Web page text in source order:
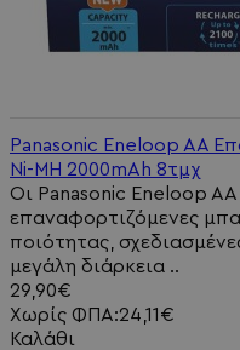
Panasonic Eneloop AA
Ni-MH 2000mAh 8τμχ
Οι Panasonic Eneloop AA
επαναφορτιζόμενες
ποιότητας,
μεγάλη διάρκεια ..
29,90€
Χωρίς ΦΠΑ:24,11€
Καλάθι